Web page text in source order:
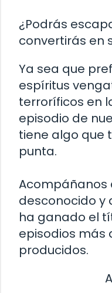
¿Podrás
convertirás en
Ya sea que
espíritus
terroríficos en
episodio de
tiene algo que
punta.
Acompáñanos
desconocido y
ha ganado el
episodios
producidos.